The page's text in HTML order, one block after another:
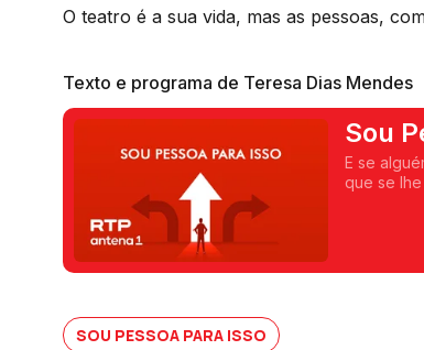
O teatro é a sua vida, mas as pessoas,
Texto e programa de Teresa Dias Mendes
Sou
E se
que se
isso e
SOU PESSOA PARA ISSO